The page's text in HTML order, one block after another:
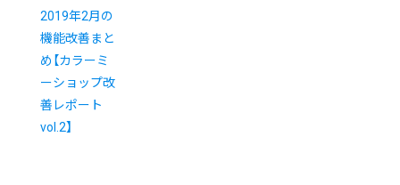
2019年2月の
機能改善まと
め【カラーミ
ーショップ改
善レポート
vol.2】